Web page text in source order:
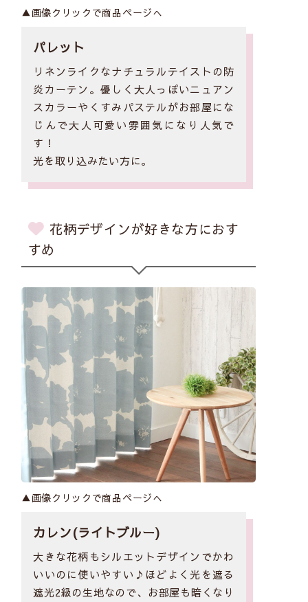
▲画像クリックで商品ページへ
パレット
リネンライクなナチュラルテイストの防
炎カーテン。優しく大人っぽいニュアン
スカラーやくすみパステルがお部屋にな
じんで大人可愛い雰囲気になり人気で
す！
光を取り込みたい方に。
花柄デザインが好きな方におす
すめ
▲画像クリックで商品ページへ
カレン(ライトブルー)
大きな花柄もシルエットデザインでかわ
いいのに使いやすい♪ほどよく光を遮る
遮光2級の生地なので、お部屋も暗くなり